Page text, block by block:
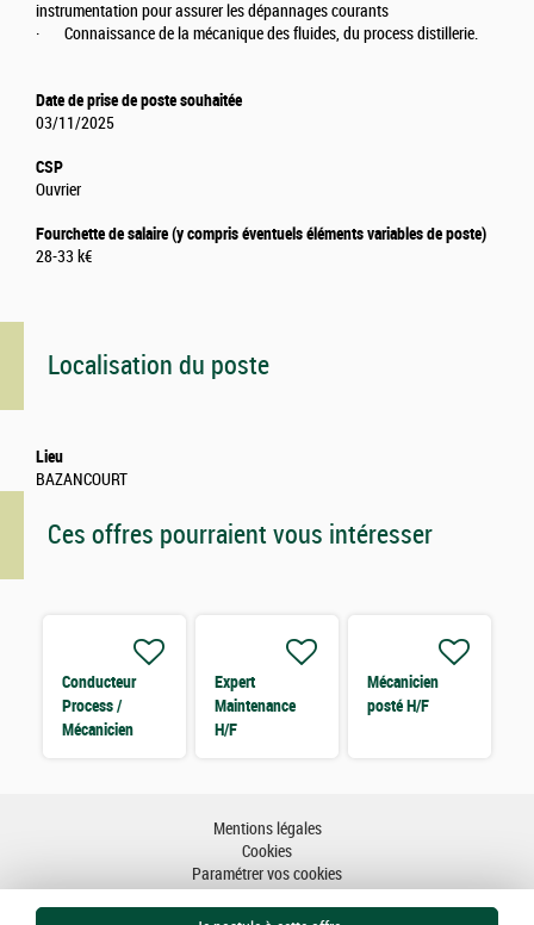
instrumentation pour assurer les dépannages courants
· Connaissance de la mécanique des fluides, du process distillerie.
Date de prise de poste souhaitée
03/11/2025
CSP
Ouvrier
Fourchette de salaire (y compris éventuels éléments variables de poste)
28-33 k€
Localisation du poste
Lieu
BAZANCOURT
Ces offres pourraient vous intéresser
Conducteur
Process /
Mécanicien
Expert
Maintenance
H/F
Mécanicien
posté H/F
Mentions légales
Cookies
Paramétrer vos cookies
Plan du site